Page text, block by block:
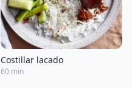
Costillar lacado
60 min